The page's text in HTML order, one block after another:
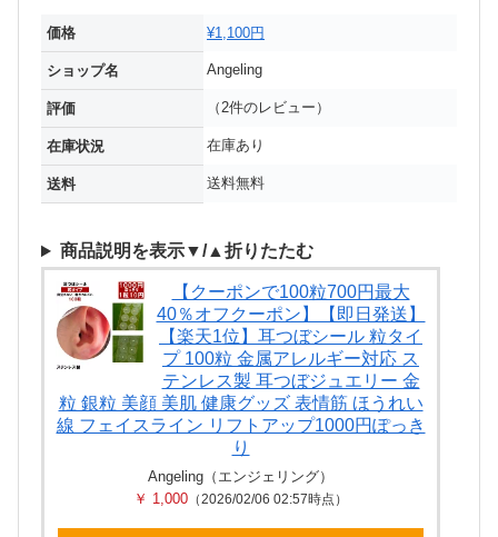
価格 ¥1,100円
ショップ名 Angeling
評価 （2件のレビュー）
在庫状況 在庫あり
送料 送料無料
商品説明を表示▼/▲折りたたむ
【クーポンで100粒700円最大
40％オフクーポン】【即日発送】
【楽天1位】耳つぼシール 粒タイ
プ 100粒 金属アレルギー対応 ス
テンレス製 耳つぼジュエリー 金
粒 銀粒 美顔 美肌 健康グッズ 表情筋 ほうれい
線 フェイスライン リフトアップ1000円ぽっき
り
Angeling（エンジェリング）
￥ 1,000 （2026/02/06 02:57時点）